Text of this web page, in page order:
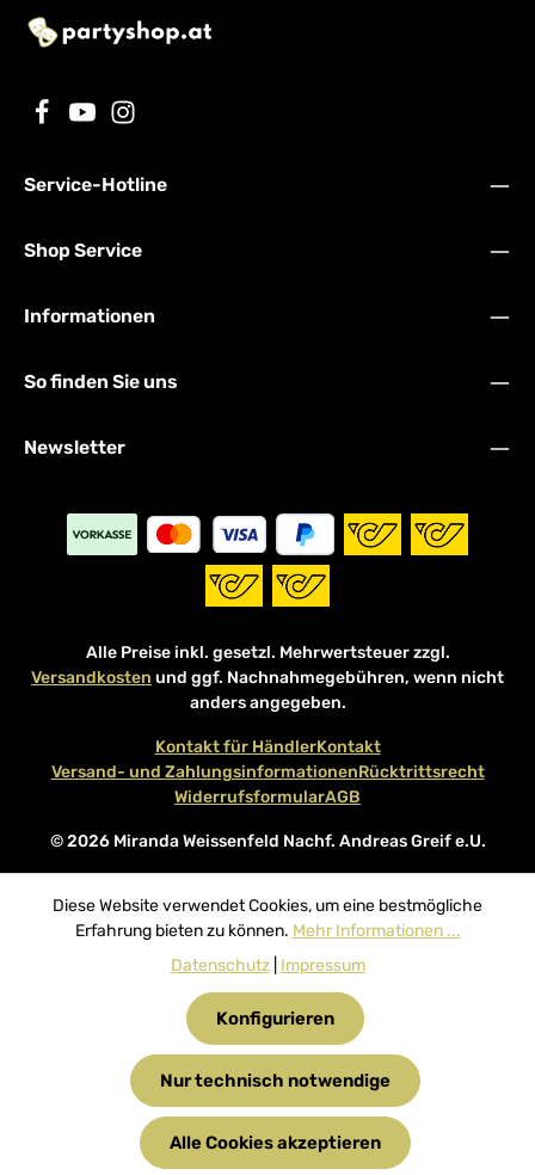
Service-Hotline
Shop Service
Informationen
So finden Sie uns
Newsletter
Alle Preise inkl. gesetzl. Mehrwertsteuer zzgl.
Versandkosten und ggf. Nachnahmegebühren, wenn nicht
anders angegeben.
© 2026 Miranda Weissenfeld Nachf. Andreas Greif e.U.
Kontakt für HändlerKontakt
Versand- und ZahlungsinformationenRücktrittsrecht
WiderrufsformularAGB
Diese Website verwendet Cookies, um eine bestmögliche
Erfahrung bieten zu können. Mehr Informationen ...
Datenschutz| Impressum
Nur technisch notwendige
Konfigurieren
Alle Cookies akzeptieren